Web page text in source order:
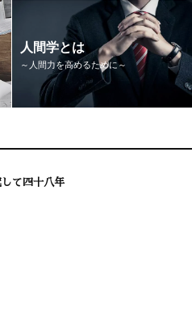
人間学とは
～人間力を高めるために～
て四十八年